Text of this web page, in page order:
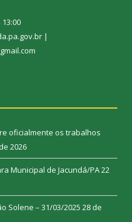
|
oficialmente os trabalhos
2026
Municipal de Jacundá/PA22
Solene – 31/03/2025 28 de